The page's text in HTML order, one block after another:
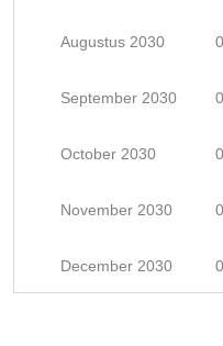
Augustus 2030
September 2030
October 2030
November 2030
December 2030